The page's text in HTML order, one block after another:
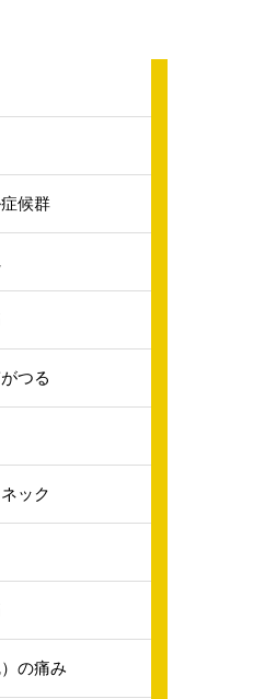
候群
つる
ック
の痛み